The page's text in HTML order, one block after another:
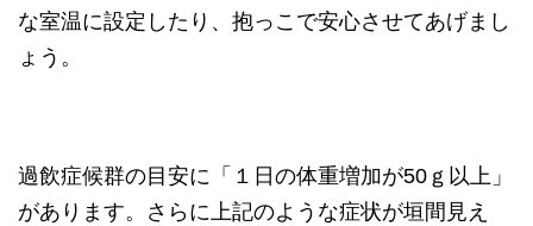
な室温に設定したり、抱っこで安心させてあげまし
ょう。
過飲症候群の目安に「１日の体重増加が50ｇ以上」
があります。さらに上記のような症状が垣間見え